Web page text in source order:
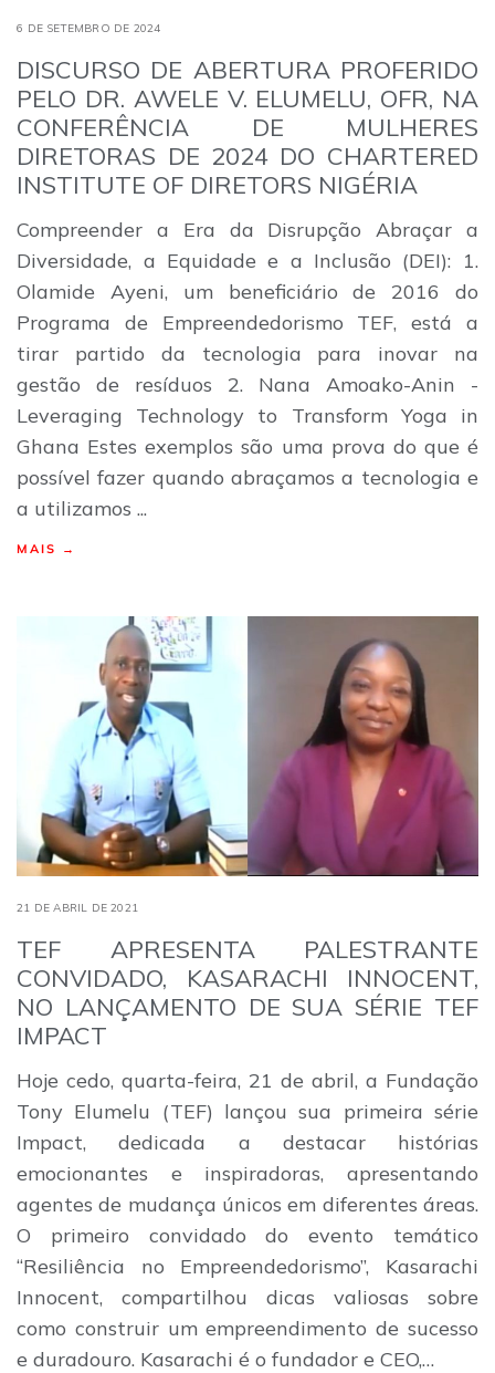
6 DE SETEMBRO DE 2024
DISCURSO DE ABERTURA PROFERIDO
PELO DR. AWELE V. ELUMELU, OFR, NA
CONFERÊNCIA DE MULHERES
DIRETORAS DE 2024 DO CHARTERED
INSTITUTE OF DIRETORS NIGÉRIA
Compreender a Era da Disrupção Abraçar a
Diversidade, a Equidade e a Inclusão (DEI): 1.
Olamide Ayeni, um beneficiário de 2016 do
Programa de Empreendedorismo TEF, está a
tirar partido da tecnologia para inovar na
gestão de resíduos 2. Nana Amoako-Anin -
Leveraging Technology to Transform Yoga in
Ghana Estes exemplos são uma prova do que é
possível fazer quando abraçamos a tecnologia e
a utilizamos ...
MAIS →
21 DE ABRIL DE 2021
TEF APRESENTA PALESTRANTE
CONVIDADO, KASARACHI INNOCENT,
NO LANÇAMENTO DE SUA SÉRIE TEF
IMPACT
Hoje cedo, quarta-feira, 21 de abril, a Fundação
Tony Elumelu (TEF) lançou sua primeira série
Impact, dedicada a destacar histórias
emocionantes e inspiradoras, apresentando
agentes de mudança únicos em diferentes áreas.
O primeiro convidado do evento temático
“Resiliência no Empreendedorismo”, Kasarachi
Innocent, compartilhou dicas valiosas sobre
como construir um empreendimento de sucesso
e duradouro. Kasarachi é o fundador e CEO,…